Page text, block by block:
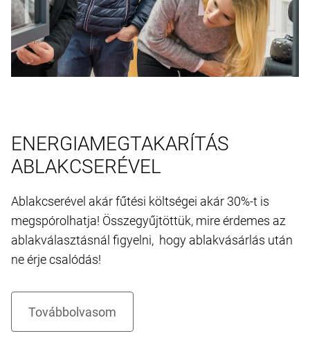
ENERGIAMEGTAKARÍTÁS
ABLAKCSERÉVEL
Ablakcserével akár fűtési költségei akár 30%-t is
megspórolhatja! Összegyűjtöttük, mire érdemes az
ablakválasztásnál figyelni, hogy ablakvásárlás után
ne érje csalódás!